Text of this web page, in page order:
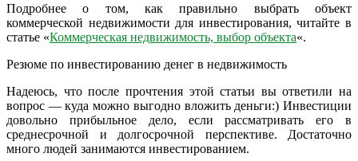
Подробнее о том, как правильно выбрать объект
коммерческой недвижимости для инвестирования, читайте в
статье «Коммерческая недвижимость, выбор объекта«.
Резюме по инвестированию денег в недвижимость
Надеюсь, что после прочтения этой статьи вы ответили на
вопрос — куда можно выгодно вложить деньги:) Инвестиции
довольно прибыльное дело, если рассматривать его в
среднесрочной и долгосрочной перспективе. Достаточно
много людей занимаются инвестированием.